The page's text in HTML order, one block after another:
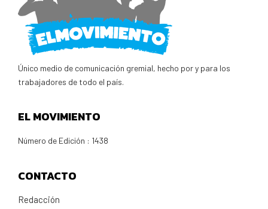
Único medio de comunicación gremial, hecho por y para los
trabajadores de todo el país.
EL MOVIMIENTO
Número de Edición : 1438
CONTACTO
Redacción